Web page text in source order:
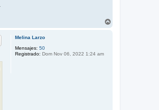
Melina Larzo
Mensajes: 50
Registrado: Dom Nov 06, 2022 1:24 am